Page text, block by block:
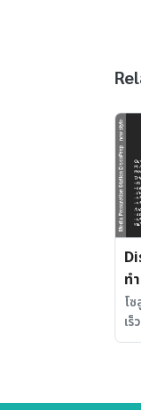
ท
ล
ม
โ
เ
ม